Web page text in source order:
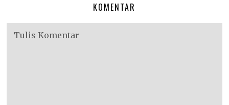
KOMENTAR